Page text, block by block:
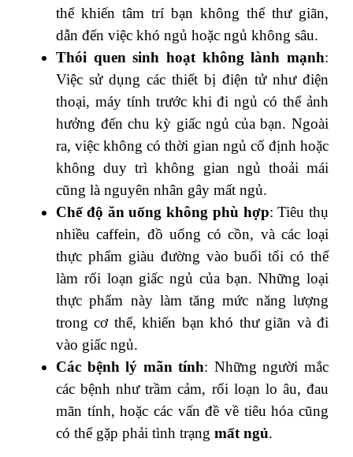
thể khiến tâm trí bạn không thể thư giãn,
dẫn đến việc khó ngủ hoặc ngủ không sâu.
Thói quen sinh hoạt không lành mạnh:
Việc sử dụng các thiết bị điện tử như điện
thoại, máy tính trước khi đi ngủ có thể ảnh
hưởng đến chu kỳ giấc ngủ của bạn. Ngoài
ra, việc không có thời gian ngủ cố định hoặc
không duy trì không gian ngủ thoải mái
cũng là nguyên nhân gây mất ngủ.
Chế độ ăn uống không phù hợp: Tiêu thụ
nhiều caffein, đồ uống có cồn, và các loại
thực phẩm giàu đường vào buổi tối có thể
làm rối loạn giấc ngủ của bạn. Những loại
thực phẩm này làm tăng mức năng lượng
trong cơ thể, khiến bạn khó thư giãn và đi
vào giấc ngủ.
Các bệnh lý mãn tính: Những người mắc
các bệnh như trầm cảm, rối loạn lo âu, đau
mãn tính, hoặc các vấn đề về tiêu hóa cũng
có thể gặp phải tình trạng mất ngủ.